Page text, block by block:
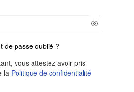
de passe oublié ?
vous attestez avoir pris
la Politique de confidentialité